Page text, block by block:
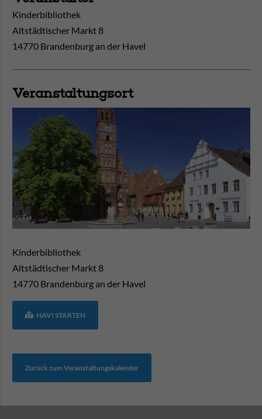
Kinderbibliothek
Altstädtischer Markt 8
14770 Brandenburg an der Havel
Veranstaltungsort
Kinderbibliothek
Altstädtischer Markt 8
14770 Brandenburg an der Havel
NAVI STARTEN
Zurück zum Veranstaltungskalender